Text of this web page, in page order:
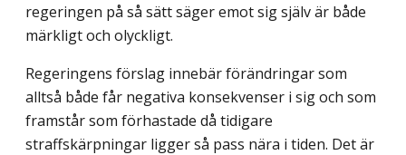
regeringen på så sätt säger emot sig själv är både
märkligt och olyckligt.
Regeringens förslag innebär förändringar som
alltså både får negativa konsekvenser i sig och som
framstår som förhastade då tidigare
straffskärpningar ligger så pass nära i tiden. Det är